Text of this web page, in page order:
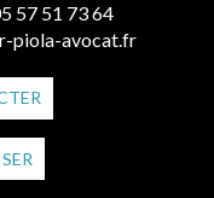
57 51 73 64
piola-avocat.fr